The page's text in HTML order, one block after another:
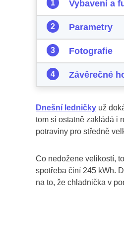
Vybavení a
Parametry
Fotografie
Závěrečné
Dnešní ledničky už
tom si ostatně zakládá i
potraviny pro středně
Co nedožene velikostí,
spotřeba činí 245 kWh.
na to, že chladnička v